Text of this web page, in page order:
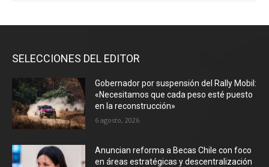
SELECCIONES DEL EDITOR
Gobernador por suspensión del Rally Mobil:
«Necesitamos que cada peso esté puesto
en la reconstrucción»
6 agosto, 2026
Anuncian reforma a Becas Chile con foco
en áreas estratégicas y descentralización